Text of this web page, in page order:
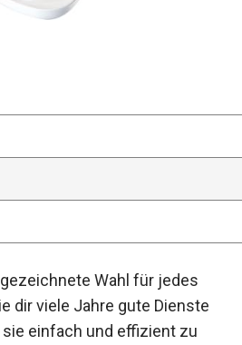
Wahl für jedes
dir viele Jahre gute Dienste
einfach und effizient zu